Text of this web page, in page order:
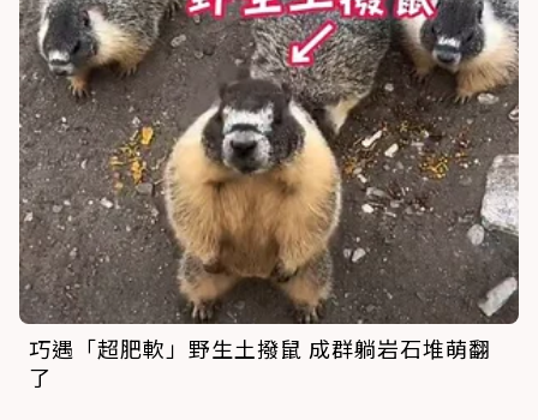
巧遇「超肥軟」野生土撥鼠 成群躺岩石堆萌翻
了